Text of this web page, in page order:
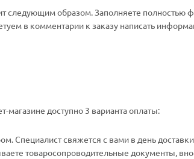
следующим образом. Заполняете полностью
в комментарии к заказу написать
доступно 3 варианта оплаты:
Специалист свяжется с вами в день
товаросопроводительные документы,